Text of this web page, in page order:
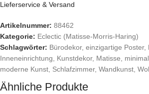
Lieferservice & Versand
Artikelnummer: 88462
Kategorie: Eclectic (Matisse-Morris-Haring)
Schlagwörter: Bürodekor, einzigartige Poster,
Inneneinrichtung
Kunstdekor, Matisse
moderne Kunst Schlafzimmer, Wandkunst
Ähnliche Produkte